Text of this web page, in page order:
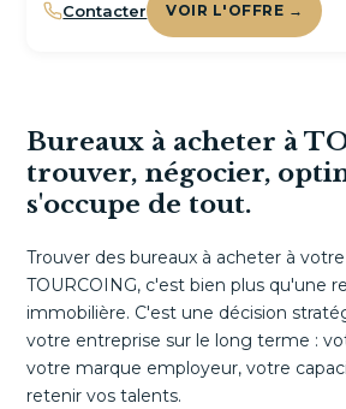
Contacter VOIR L'OFFRE →
Bureaux à acheter à
trouver, négocier,
s'occupe de tout.
Trouver des bureaux à acheter à
TOURCOING, c'est bien plus qu'une
immobilière. C'est une décision
votre entreprise sur le long terme :
votre marque employeur, votre
retenir vos talents.